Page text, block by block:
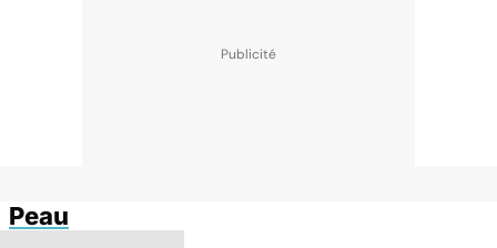
Peau